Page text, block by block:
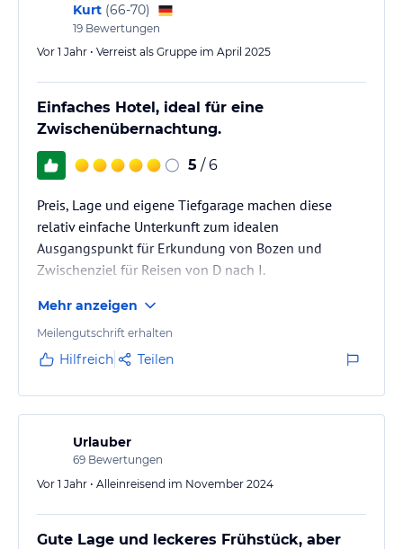
Kurt (66-70)
19 Bewertungen
Vor 1 Jahr • Verreist als Gruppe im April 2025
Einfaches Hotel, ideal für eine
Zwischenübernachtung.
5 / 6
Preis, Lage und eigene Tiefgarage machen diese
relativ einfache Unterkunft zum idealen
Ausgangspunkt für Erkundung von Bozen und
Zwischenziel für Reisen von D nach I.
Mehr anzeigen
Meilengutschrift erhalten
Hilfreich Teilen
Urlauber
69 Bewertungen
Vor 1 Jahr • Alleinreisend im November 2024
Gute Lage und leckeres Frühstück, aber